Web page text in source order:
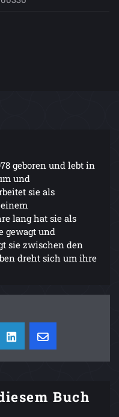
geboren und lebt in
und
sie als
lang hat sie als
gewagt und
sie zwischen den
dreht sich um ihre
Buch